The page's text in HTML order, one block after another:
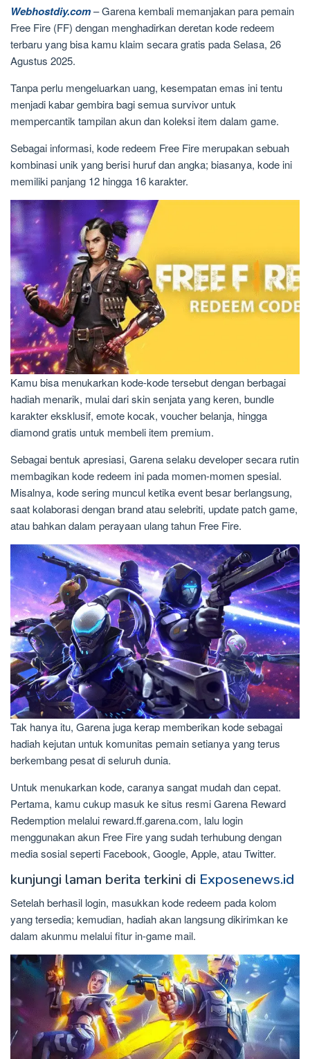
Webhostdiy.com– Garena kembali memanjakan para pemain
Free Fire (FF) dengan menghadirkan deretan kode redeem
terbaru yang bisa kamu klaim secara gratis pada Selasa, 26
Agustus 2025.
Tanpa perlu mengeluarkan uang, kesempatan emas ini tentu
menjadi kabar gembira bagi semua survivor untuk
mempercantik tampilan akun dan koleksi item dalam game.
Sebagai informasi, kode redeem Free Fire merupakan sebuah
kombinasi unik yang berisi huruf dan angka; biasanya, kode ini
memiliki panjang 12 hingga 16 karakter.
Kamu bisa menukarkan kode-kode tersebut dengan berbagai
hadiah menarik, mulai dari skin senjata yang keren, bundle
karakter eksklusif, emote kocak, voucher belanja, hingga
diamond gratis untuk membeli item premium.
Sebagai bentuk apresiasi, Garena selaku developer secara rutin
membagikan kode redeem ini pada momen-momen spesial.
Misalnya, kode sering muncul ketika event besar berlangsung,
saat kolaborasi dengan brand atau selebriti, update patch game,
atau bahkan dalam perayaan ulang tahun Free Fire.
Tak hanya itu, Garena juga kerap memberikan kode sebagai
hadiah kejutan untuk komunitas pemain setianya yang terus
berkembang pesat di seluruh dunia.
Untuk menukarkan kode, caranya sangat mudah dan cepat.
Pertama, kamu cukup masuk ke situs resmi Garena Reward
Redemption melalui reward.ff.garena.com, lalu login
menggunakan akun Free Fire yang sudah terhubung dengan
media sosial seperti Facebook, Google, Apple, atau Twitter.
kunjungi laman berita terkini di Exposenews.id
Setelah berhasil login, masukkan kode redeem pada kolom
yang tersedia; kemudian, hadiah akan langsung dikirimkan ke
dalam akunmu melalui fitur in-game mail.